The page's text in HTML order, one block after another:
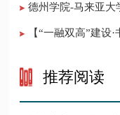
德州学院-马来亚大
推荐阅读